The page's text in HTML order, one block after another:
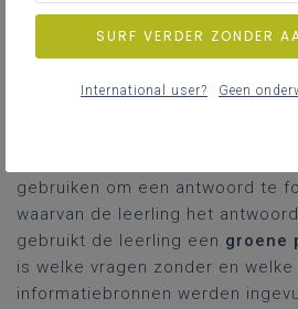
De leerlingen maken een toets
oriëntatie op de wereld,
ontwikkeling …)
gebruiken om een antwoord te
waarvan de leerling het
gebruikt de leerling een groene
is welke vragen zonder en
informatiebronnen werden
SURF VERDER ZONDER
International user? Geen